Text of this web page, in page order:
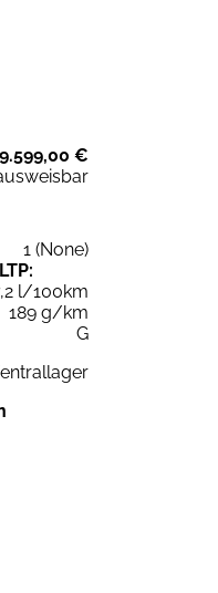
€
1 (None)
l/100km
189 g/km
G